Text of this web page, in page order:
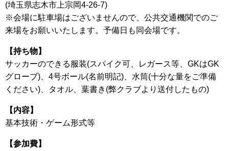
(埼玉県志木市上宗岡4-26-7)
※会場に駐車場はございませんので、公共交通機関でのご
来場をお願いいたします。予備日も同会場です。
【持ち物】
サッカーのできる服装(スパイク可、レガース等、GKはGK
グローブ)、4号ボール(名前明記)、水筒(十分な量をご準備
ください)、タオル、葉書き(弊クラブより送付したもの)
【内容】
基本技術・ゲーム形式等
【参加費】